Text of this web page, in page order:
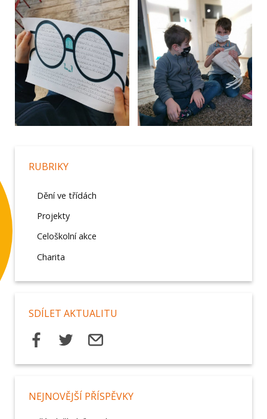
RUBRIKY
Dění ve třídách
Projekty
Celoškolní akce
Charita
SDÍLET AKTUALITU
NEJNOVĚJŠÍ PŘÍSPĚVKY